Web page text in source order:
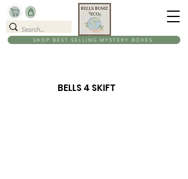
SHOP BEST SELLING MYSTERY BOXES
BELLS 4 SKIFT